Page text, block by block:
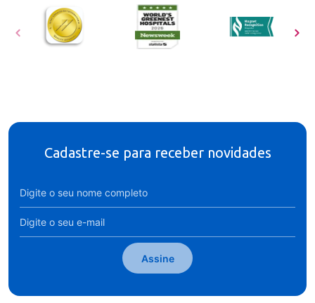
Cadastre-se para receber novidades
Assine